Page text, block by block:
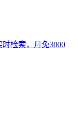
检索，月免3000